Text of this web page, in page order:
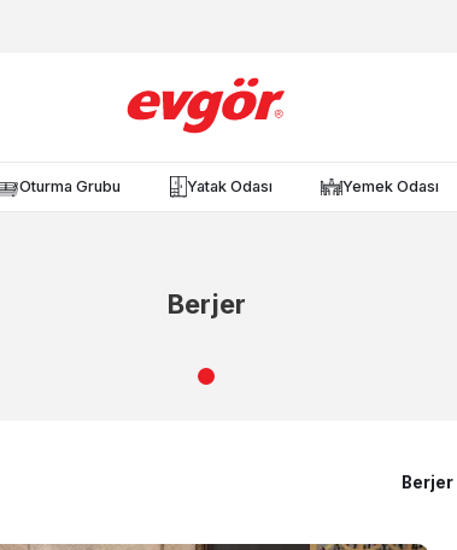
Oturma Grubu Yatak Odası Yemek Odası
Berjer
Berjer